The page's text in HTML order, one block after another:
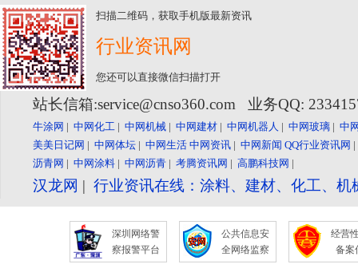
扫描二维码，获取手机版最新资讯
行业资讯网
您还可以直接微信扫描打开
站长信箱:service@cnso360.com 业务QQ:
牛涂网 | 中网化工 | 中网机械 | 中网建材 | 中网机器人 | 中网玻璃 | 中
美美日记网 | 中网体坛 | 中网生活 中网资讯 | 中网新闻 QQ行业资讯网
沥青网 | 中网涂料 | 中网沥青 | 考腾资讯网 | 高鹏科技网 |
汉龙网 | 行业资讯在线：涂料、建材、化工、
深圳网络警
察报警平台
公共信息安
全网络监察
经营
备案